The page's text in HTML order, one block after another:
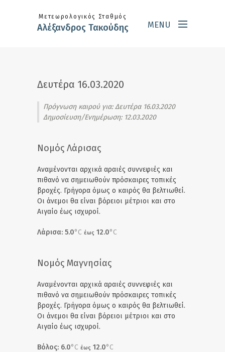
Μετεωρολογικός Σταθμός
Αλέξανδρος Τακούδης MENU
Δευτέρα 16.03.2020
Πρόγνωση καιρού για:Δευτέρα 16.03.2020
Δημοσίευση/Ενημέρωση: 12.03.2020
Νομός Λάρισας
Αναμένονται αρχικά αραιές συννεφιές και
πιθανό να σημειωθούν πρόσκαιρες τοπικές
βροχές. Γρήγορα όμως ο καιρός θα βελτιωθεί.
Οι άνεμοι θα είναι βόρειοι μέτριοι και στο
Αιγαίο έως ισχυροί.
Λάρισα: 5.0°C έως 12.0°C
Νομός Μαγνησίας
Αναμένονται αρχικά αραιές συννεφιές και
πιθανό να σημειωθούν πρόσκαιρες τοπικές
βροχές. Γρήγορα όμως ο καιρός θα βελτιωθεί.
Οι άνεμοι θα είναι βόρειοι μέτριοι και στο
Αιγαίο έως ισχυροί.
Βόλος: 6.0°C έως 12.0°C